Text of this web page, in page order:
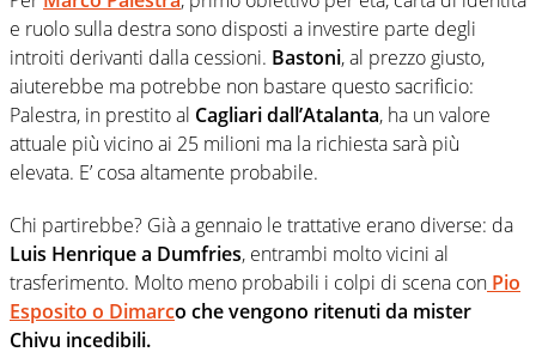
e ruolo sulla destra sono disposti a investire parte degli
introiti derivanti dalla cessioni. Bastoni, al prezzo giusto,
aiuterebbe ma potrebbe non bastare questo sacrificio:
Palestra, in prestito al Cagliari dall’Atalanta, ha un valore
attuale più vicino ai 25 milioni ma la richiesta sarà più
elevata. E’ cosa altamente probabile.
Chi partirebbe? Già a gennaio le trattative erano diverse: da
Luis Henrique a Dumfries, entrambi molto vicini al
trasferimento. Molto meno probabili i colpi di scena con Pio
Esposito o Dimarco che vengono ritenuti da mister
Chivu incedibili.